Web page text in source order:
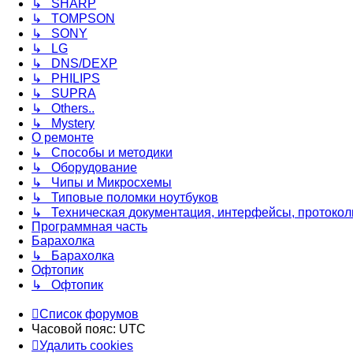
↳ SHARP
↳ TOMPSON
↳ SONY
↳ LG
↳ DNS/DEXP
↳ PHILIPS
↳ SUPRA
↳ Others..
↳ Mystery
О ремонте
↳ Способы и методики
↳ Оборудование
↳ Чипы и Микросхемы
↳ Типовые поломки ноутбуков
↳ Техническая документация, интерфейсы,
Программная часть
Барахолка
↳ Барахолка
Офтопик
↳ Офтопик
Список форумов
Часовой пояс: UTC
Удалить cookies